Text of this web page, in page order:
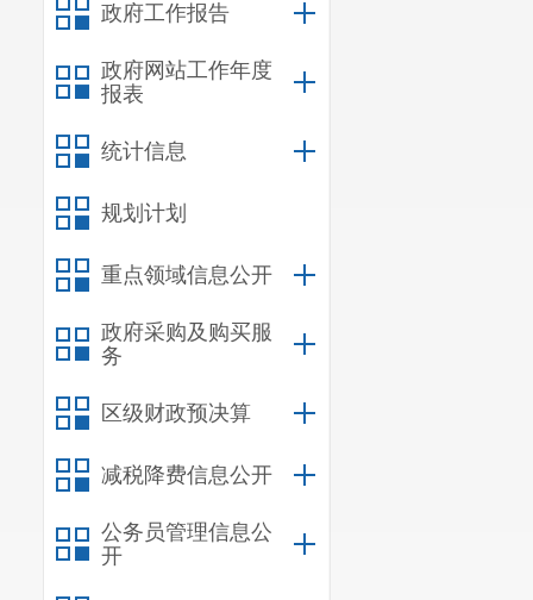
政府工作报告
政府网站工作年度
报表
统计信息
规划计划
重点领域信息公开
政府采购及购买服
务
区级财政预决算
减税降费信息公开
公务员管理信息公
开